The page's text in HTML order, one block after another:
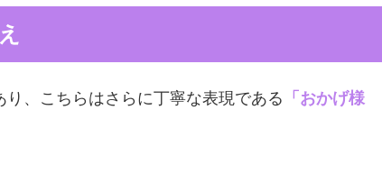
り、こちらはさらに丁寧な表現である 「おかげ様